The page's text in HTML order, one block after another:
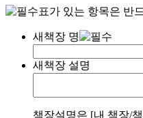
표가 있는 항목은 반
새책장 명
새책장 설명
책장설명은 [내 책장/